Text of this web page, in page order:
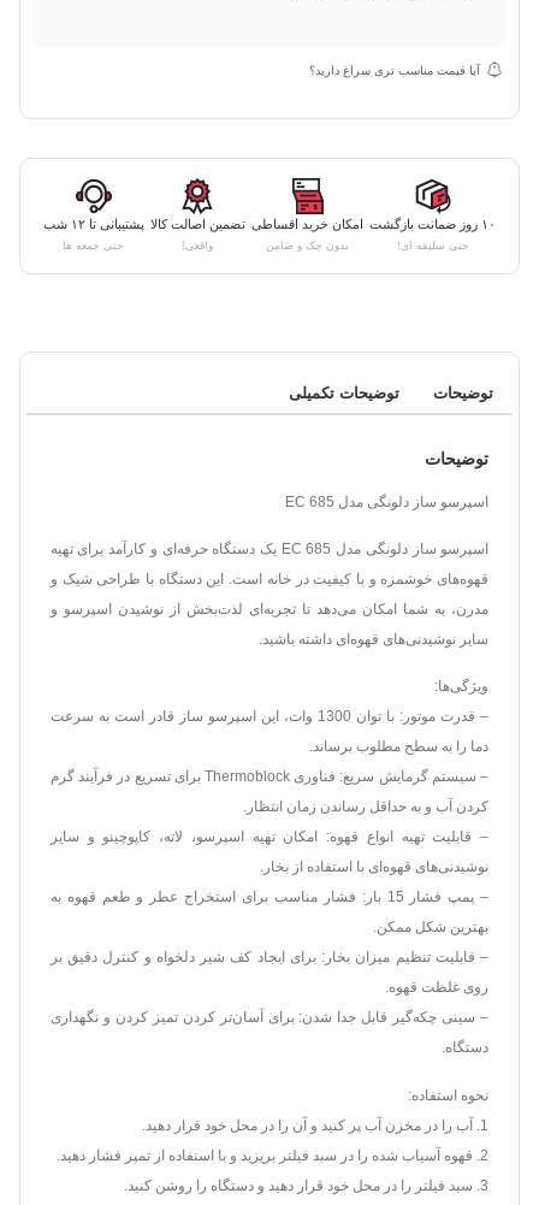
آیا قیمت مناسب تری سراغ دارید؟
۱۰ روز ضمانت بازگشت
حتی سلیقه ای!
امکان خرید اقساطی
بدون چک و ضامن
تضمین اصالت کالا
واقعی!
پشتیبانی تا ۱۲ شب
حتی جمعه ها
توضیحات توضیحات تکمیلی
توضیحات
اسپرسو ساز دلونگی مدل EC 685
اسپرسو ساز دلونگی مدل EC 685 یک دستگاه حرفه‌ای و کارآمد برای تهیه
قهوه‌های خوشمزه و با کیفیت در خانه است. این دستگاه با طراحی شیک و
مدرن، به شما امکان می‌دهد تا تجربه‌ای لذت‌بخش از نوشیدن اسپرسو و
سایر نوشیدنی‌های قهوه‌ای داشته باشید.
ویژگی‌ها:
– قدرت موتور: با توان 1300 وات، این اسپرسو ساز قادر است به سرعت
دما را به سطح مطلوب برساند.
– سیستم گرمایش سریع: فناوری Thermoblock برای تسریع در فرآیند گرم
کردن آب و به حداقل رساندن زمان انتظار.
– قابلیت تهیه انواع قهوه: امکان تهیه اسپرسو، لاته، کاپوچینو و سایر
نوشیدنی‌های قهوه‌ای با استفاده از بخار.
– پمپ فشار 15 بار: فشار مناسب برای استخراج عطر و طعم قهوه به
بهترین شکل ممکن.
– قابلیت تنظیم میزان بخار: برای ایجاد کف شیر دلخواه و کنترل دقیق بر
روی غلظت قهوه.
– سینی چکه‌گیر قابل جدا شدن: برای آسان‌تر کردن تمیز کردن و نگهداری
دستگاه.
نحوه استفاده:
1. آب را در مخزن آب پر کنید و آن را در محل خود قرار دهید.
2. قهوه آسیاب شده را در سبد فیلتر بریزید و با استفاده از تمپر فشار دهید.
3. سبد فیلتر را در محل خود قرار دهید و دستگاه را روشن کنید.